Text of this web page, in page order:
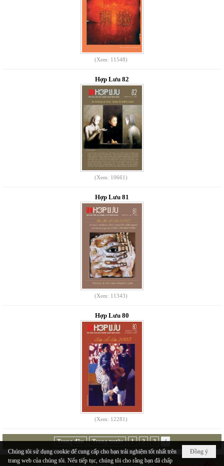
(Xem: 11548)
Hợp Lưu 82
(Xem: 10661)
Hợp Lưu 81
(Xem: 11343)
Hợp Lưu 80
(Xem: 12281)
Trang đầu Trang trước 1 2 3 4
Đồng ý
Chúng tôi sử dụng cookie để cung cấp cho bạn trải nghiệm tốt nhất trên
trang web của chúng tôi. Nếu tiếp tục, chúng tôi cho rằng bạn đã chấp